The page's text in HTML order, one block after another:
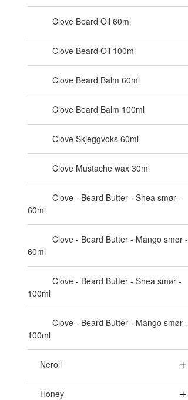
Clove Beard Oil 60ml
Clove Beard Oil 100ml
Clove Beard Balm 60ml
Clove Beard Balm 100ml
Clove Skjeggvoks 60ml
Clove Mustache wax 30ml
Clove - Beard Butter - Shea smør -
60ml
Clove - Beard Butter - Mango smør -
60ml
Clove - Beard Butter - Shea smør -
100ml
Clove - Beard Butter - Mango smør -
100ml
Neroli
Honey